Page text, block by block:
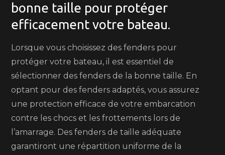
bonne taille pour protéger
efficacement votre bateau.
Lorsque vous choisissez des fenders pour
protéger votre bateau, il est essentiel de
sélectionner des fenders de la bonne taille. En
optant pour des fenders adaptés, vous assurez
une protection efficace de votre embarcation
contre les chocs et les frottements lors de
l’amarrage. Des fenders de taille adéquate
garantiront une répartition uniforme de la